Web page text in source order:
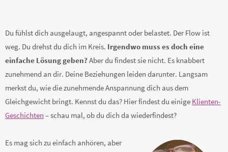
Du fühlst dich ausgelaugt, angespannt oder belastet. Der Flow ist
weg. Du drehst du dich im Kreis. Irgendwo muss es doch eine
einfache Lösung geben?Aber du findest sie nicht. Es knabbert
zunehmend an dir. Deine Beziehungen leiden darunter. Langsam
merkst du, wie die zunehmende Anspannung dich aus dem
Gleichgewicht bringt. Kennst du das? Hier findest du einige Klienten-
Geschichten – schau mal, ob du dich da wiederfindest?
Es mag sich zu einfach anhören, aber